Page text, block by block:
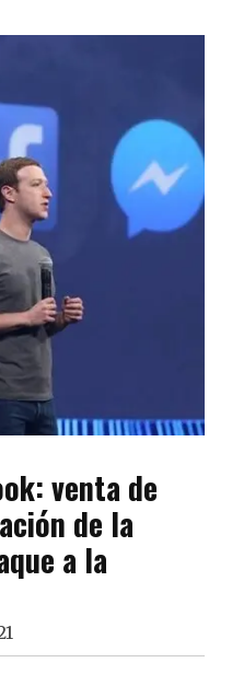
venta de
de la
a la